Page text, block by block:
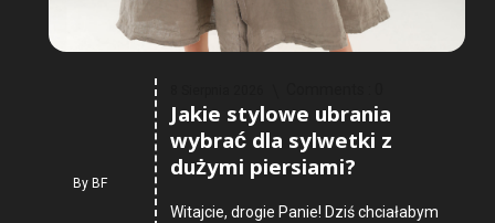
ByBF
Jakie stylowe ubrania
wybrać dla sylwetki z
dużymi piersiami?
Witajcie, drogie Panie! Dziś chciałabym